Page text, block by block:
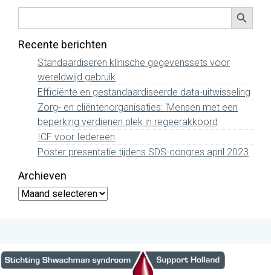
Zoek
Recente berichten
Standaardiseren klinische gegevenssets voor
wereldwijd gebruik
Efficiënte en gestandaardiseerde data-uitwisseling
Zorg- en cliëntenorganisaties: ‘Mensen met een
beperking verdienen plek in regeerakkoord
ICF voor Iedereen
Poster presentatie tijdens SDS-congres april 2023
Archieven
Archieven